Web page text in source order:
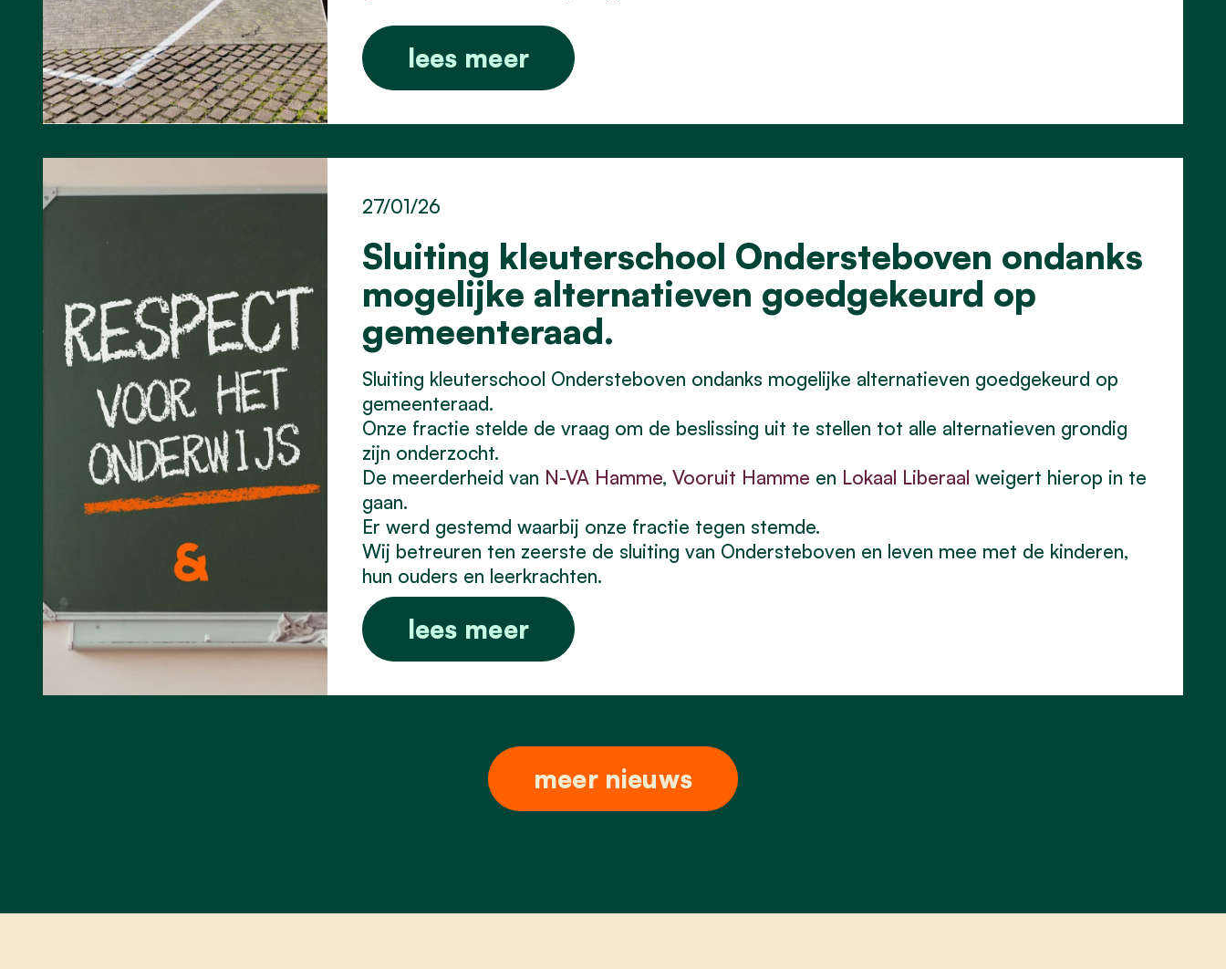
lees meer
Sluiting kleuterschool Ondersteboven ondanks
mogelijke alternatieven goedgekeurd op
gemeenteraad.
27/01/26
Sluiting kleuterschool Ondersteboven ondanks mogelijke alternatieven goedgekeurd op
gemeenteraad.
Onze fractie stelde de vraag om de beslissing uit te stellen tot alle alternatieven grondig
zijn onderzocht.
De meerderheid van N-VA Hamme, Vooruit Hamme en Lokaal Liberaal weigert hierop in te
gaan.
Er werd gestemd waarbij onze fractie tegen stemde.
Wij betreuren ten zeerste de sluiting van Ondersteboven en leven mee met de kinderen,
hun ouders en leerkrachten.
lees meer
meer nieuws